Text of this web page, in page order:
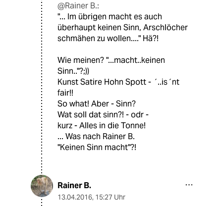
@Rainer B.:
"... Im übrigen macht es auch
überhaupt keinen Sinn, Arschlöcher
schmähen zu wollen...." Hä?!
Wie meinen? "...macht..keinen
Sinn.."?;))
Kunst Satire Hohn Spott - ´..is´nt
fair!!
So what! Aber - Sinn?
Wat soll dat sinn?! - odr -
kurz - Alles in die Tonne!
... Was nach Rainer B.
"Keinen Sinn macht"?!
Rainer B.
13.04.2016, 15:27 Uhr